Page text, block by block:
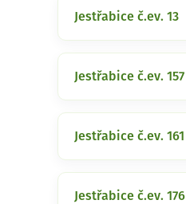
Jestřabice č.ev. 13
Jestřabice č.ev. 157
Jestřabice č.ev. 161
Jestřabice č.ev. 176